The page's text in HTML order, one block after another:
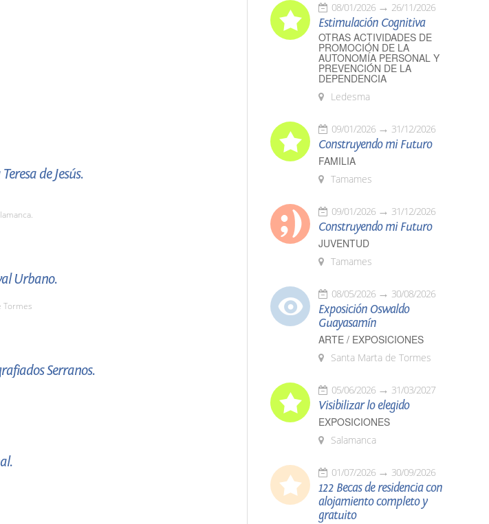
de Jesús.
Urbano.
Tormes
Serranos.
08/01/2026 26/11/2026
Estimulación Cognitiva
OTRAS ACTIVIDADES DE
PROMOCIÓN DE LA
AUTONOMÍA PERSONAL Y
PREVENCIÓN DE LA
DEPENDENCIA
Ledesma
09/01/2026 31/12/2026
Construyendo mi Futuro
FAMILIA
Tamames
09/01/2026 31/12/2026
Construyendo mi Futuro
JUVENTUD
Tamames
08/05/2026 30/08/2026
Exposición Oswaldo
Guayasamín
ARTE / EXPOSICIONES
Santa Marta de Tormes
05/06/2026 31/03/2027
Visibilizar lo elegido
EXPOSICIONES
Salamanca
01/07/2026 30/09/2026
122 Becas de residencia con
alojamiento completo y
gratuito